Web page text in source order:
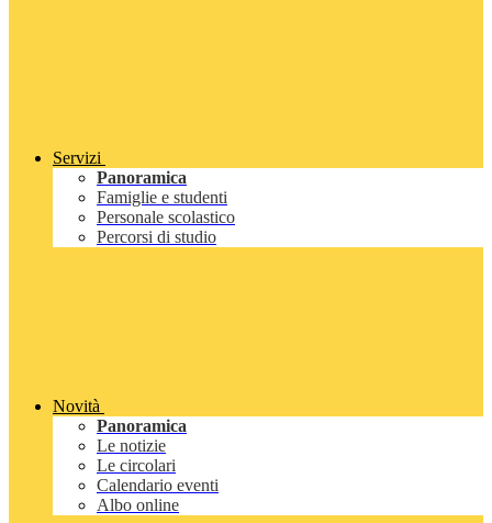
Servizi
Panoramica
Famiglie e studenti
Personale scolastico
Percorsi di studio
Novità
Panoramica
Le notizie
Le circolari
Calendario eventi
Albo online